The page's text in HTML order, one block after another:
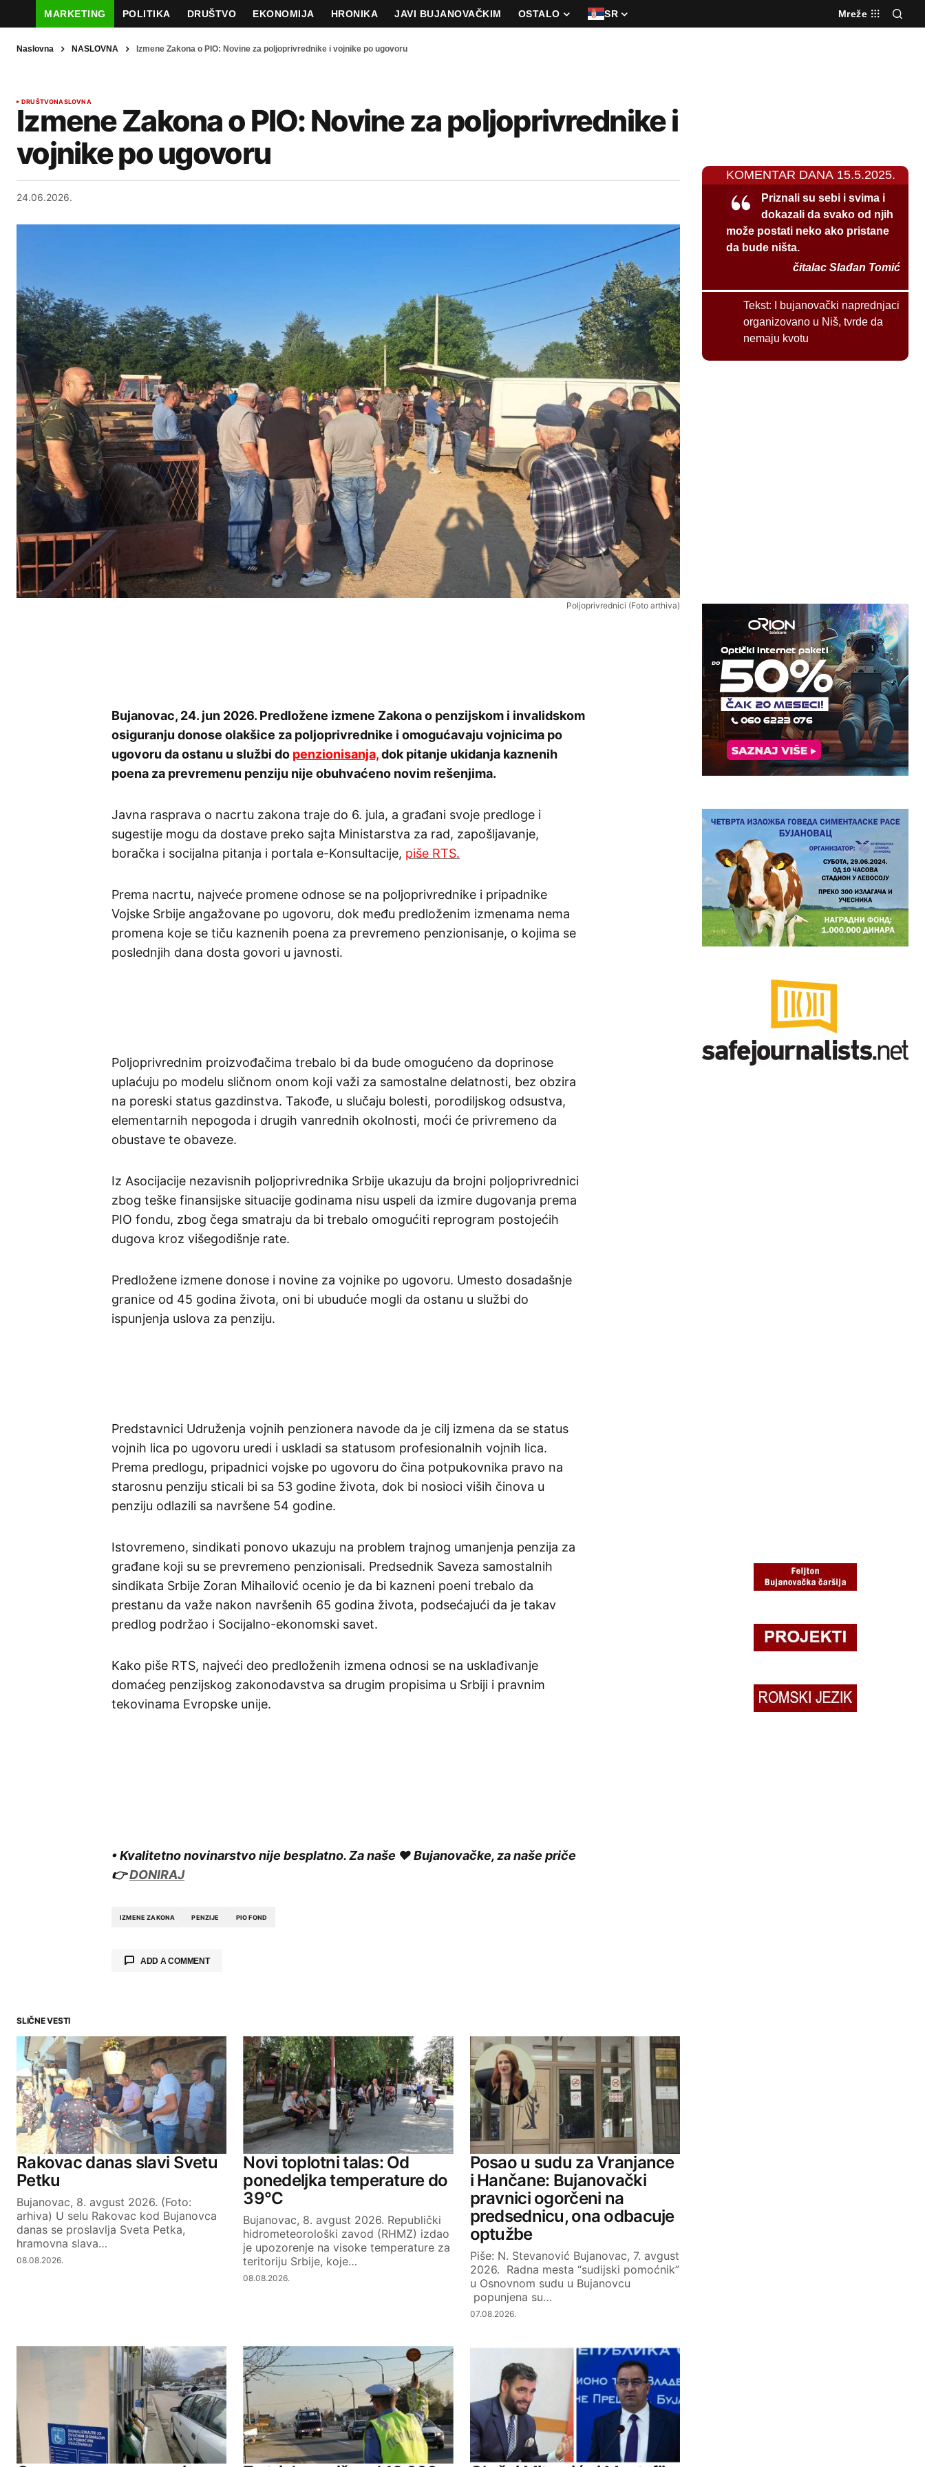
MARKETING POLITIKA DRUŠTVO EKONOMIJA HRONIKA JAVI BUJANOVAČKIM OSTALO SR Mreže
Naslovna NASLOVNA Izmene Zakona o PIO: Novine za poljoprivrednike i vojnike po ugovoru
DRUŠTVONASLOVNA
Izmene Zakona o PIO: Novine za poljoprivrednike i
vojnike po ugovoru
24.06.2026.
Poljoprivrednici (Foto arthiva)
Bujanovac, 24. jun 2026. Predložene izmene Zakona o penzijskom i invalidskom
osiguranju donose olakšice za poljoprivrednike i omogućavaju vojnicima po
ugovoru da ostanu u službi do penzionisanja,dok pitanje ukidanja kaznenih
poena za prevremenu penziju nije obuhvaćeno novim rešenjima.
Javna rasprava o nacrtu zakona traje do 6. jula, a građani svoje predloge i
sugestije mogu da dostave preko sajta Ministarstva za rad, zapošljavanje,
boračka i socijalna pitanja i portala e-Konsultacije, piše RTS.
Prema nacrtu, najveće promene odnose se na poljoprivrednike i pripadnike
Vojske Srbije angažovane po ugovoru, dok među predloženim izmenama nema
promena koje se tiču kaznenih poena za prevremeno penzionisanje, o kojima se
poslednjih dana dosta govori u javnosti.
Poljoprivrednim proizvođačima trebalo bi da bude omogućeno da doprinose
uplaćuju po modelu sličnom onom koji važi za samostalne delatnosti, bez obzira
na poreski status gazdinstva. Takođe, u slučaju bolesti, porodiljskog odsustva,
elementarnih nepogoda i drugih vanrednih okolnosti, moći će privremeno da
obustave te obaveze.
Iz Asocijacije nezavisnih poljoprivrednika Srbije ukazuju da brojni poljoprivrednici
zbog teške finansijske situacije godinama nisu uspeli da izmire dugovanja prema
PIO fondu, zbog čega smatraju da bi trebalo omogućiti reprogram postojećih
dugova kroz višegodišnje rate.
Predložene izmene donose i novine za vojnike po ugovoru. Umesto dosadašnje
granice od 45 godina života, oni bi ubuduće mogli da ostanu u službi do
ispunjenja uslova za penziju.
Predstavnici Udruženja vojnih penzionera navode da je cilj izmena da se status
vojnih lica po ugovoru uredi i uskladi sa statusom profesionalnih vojnih lica.
Prema predlogu, pripadnici vojske po ugovoru do čina potpukovnika pravo na
starosnu penziju sticali bi sa 53 godine života, dok bi nosioci viših činova u
penziju odlazili sa navršene 54 godine.
Istovremeno, sindikati ponovo ukazuju na problem trajnog umanjenja penzija za
građane koji su se prevremeno penzionisali. Predsednik Saveza samostalnih
sindikata Srbije Zoran Mihailović ocenio je da bi kazneni poeni trebalo da
prestanu da važe nakon navršenih 65 godina života, podsećajući da je takav
predlog podržao i Socijalno-ekonomski savet.
Kako piše RTS, najveći deo predloženih izmena odnosi se na usklađivanje
domaćeg penzijskog zakonodavstva sa drugim propisima u Srbiji i pravnim
tekovinama Evropske unije.
• Kvalitetno novinarstvo nije besplatno. Za naše ❤️ Bujanovačke, za naše priče
👉DONIRAJ
IZMENE ZAKONA PENZIJE PIO FOND
ADD A COMMENT
Comment*
Your Name Your E-mail
SUBMIT COMMENT
SLIČNE VESTI
Rakovac danas slavi Svetu
Petku
Bujanovac, 8. avgust 2026. (Foto:
arhiva) U selu Rakovac kod Bujanovca
danas se proslavlja Sveta Petka,
hramovna slava…
08.08.2026.
Novi toplotni talas: Od
ponedeljka temperature do
39°C
Bujanovac, 8. avgust 2026. Republički
hidrometeorološki zavod (RHMZ) izdao
je upozorenje na visoke temperature za
teritoriju Srbije, koje…
08.08.2026.
Posao u sudu za Vranjance
i Hančane: Bujanovački
pravnici ogorčeni na
predsednicu, ona odbacuje
optužbe
Piše: N. Stevanović Bujanovac, 7. avgust
2026. Radna mesta “sudijski pomoćnik”
u Osnovnom sudu u Bujanovcu
popunjena su…
07.08.2026.
KOMENTAR DANA 15.5.2025.
Priznali su sebi i svima i
dokazali da svako od njih
može postati neko ako pristane
da bude ništa.
čitalac Slađan Tomić
Tekst:
I bujanovački naprednjaci
organizovano u Niš, tvrde da
nemaju kvotu